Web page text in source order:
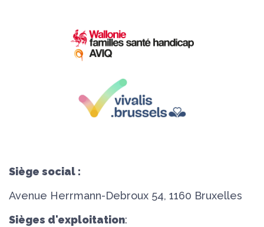
Siège social :
Avenue Herrmann-Debroux 54, 1160 Bruxelles
Sièges d'exploitation: